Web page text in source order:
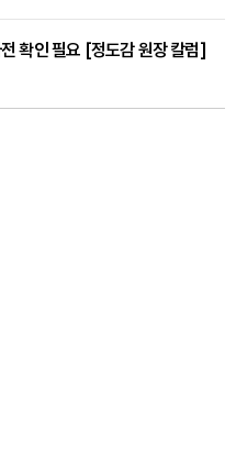
확인 필요 [정도감 원장 칼럼]